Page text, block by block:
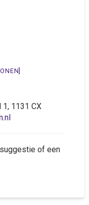
1131 CX
of een